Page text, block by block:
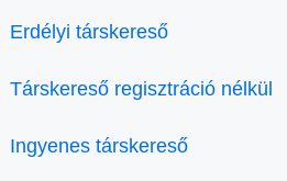
Erdélyi társkereső
Társkereső regisztráció nélkül
Ingyenes társkereső